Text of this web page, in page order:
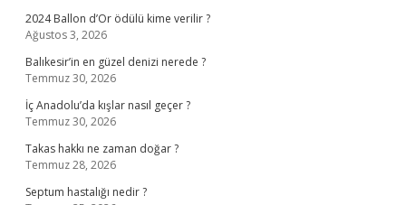
2024 Ballon d’Or ödülü kime verilir ?
Ağustos 3, 2026
Balıkesir’in en güzel denizi nerede ?
Temmuz 30, 2026
İç Anadolu’da kışlar nasıl geçer ?
Temmuz 30, 2026
Takas hakkı ne zaman doğar ?
Temmuz 28, 2026
Septum hastalığı nedir ?